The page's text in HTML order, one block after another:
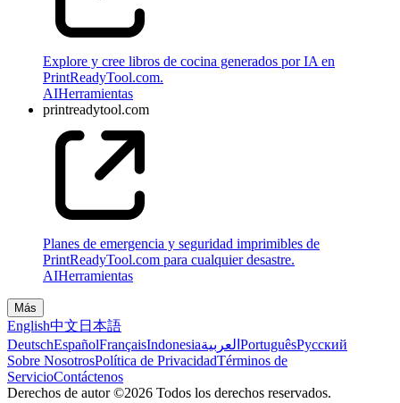
Explore y cree libros de cocina generados por IA en
PrintReadyTool.com.
AIHerramientas
printreadytool.com
Planes de emergencia y seguridad imprimibles de
PrintReadyTool.com para cualquier desastre.
AIHerramientas
Más
English中文 日本語
DeutschEspañolFrançaisIndonesiaالعربية PortuguêsPусский
Sobre NosotrosPolítica de PrivacidadTérminos de
ServicioContáctenos
Derechos de autor ©2026 Todos los derechos reservados.